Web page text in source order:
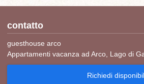
contatto
guesthouse arco
Appartamenti vacanza ad Arco, Lago di
Richiedi